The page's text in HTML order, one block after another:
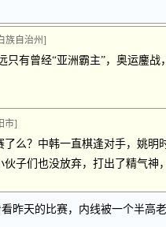
族自治州]
只有曾经“亚洲霸主”，奥运鏖
市]
么？中韩一直棋逢对手，姚明
伙子们也没放弃，打出了精气神
昨天的比赛，内线被一个半高